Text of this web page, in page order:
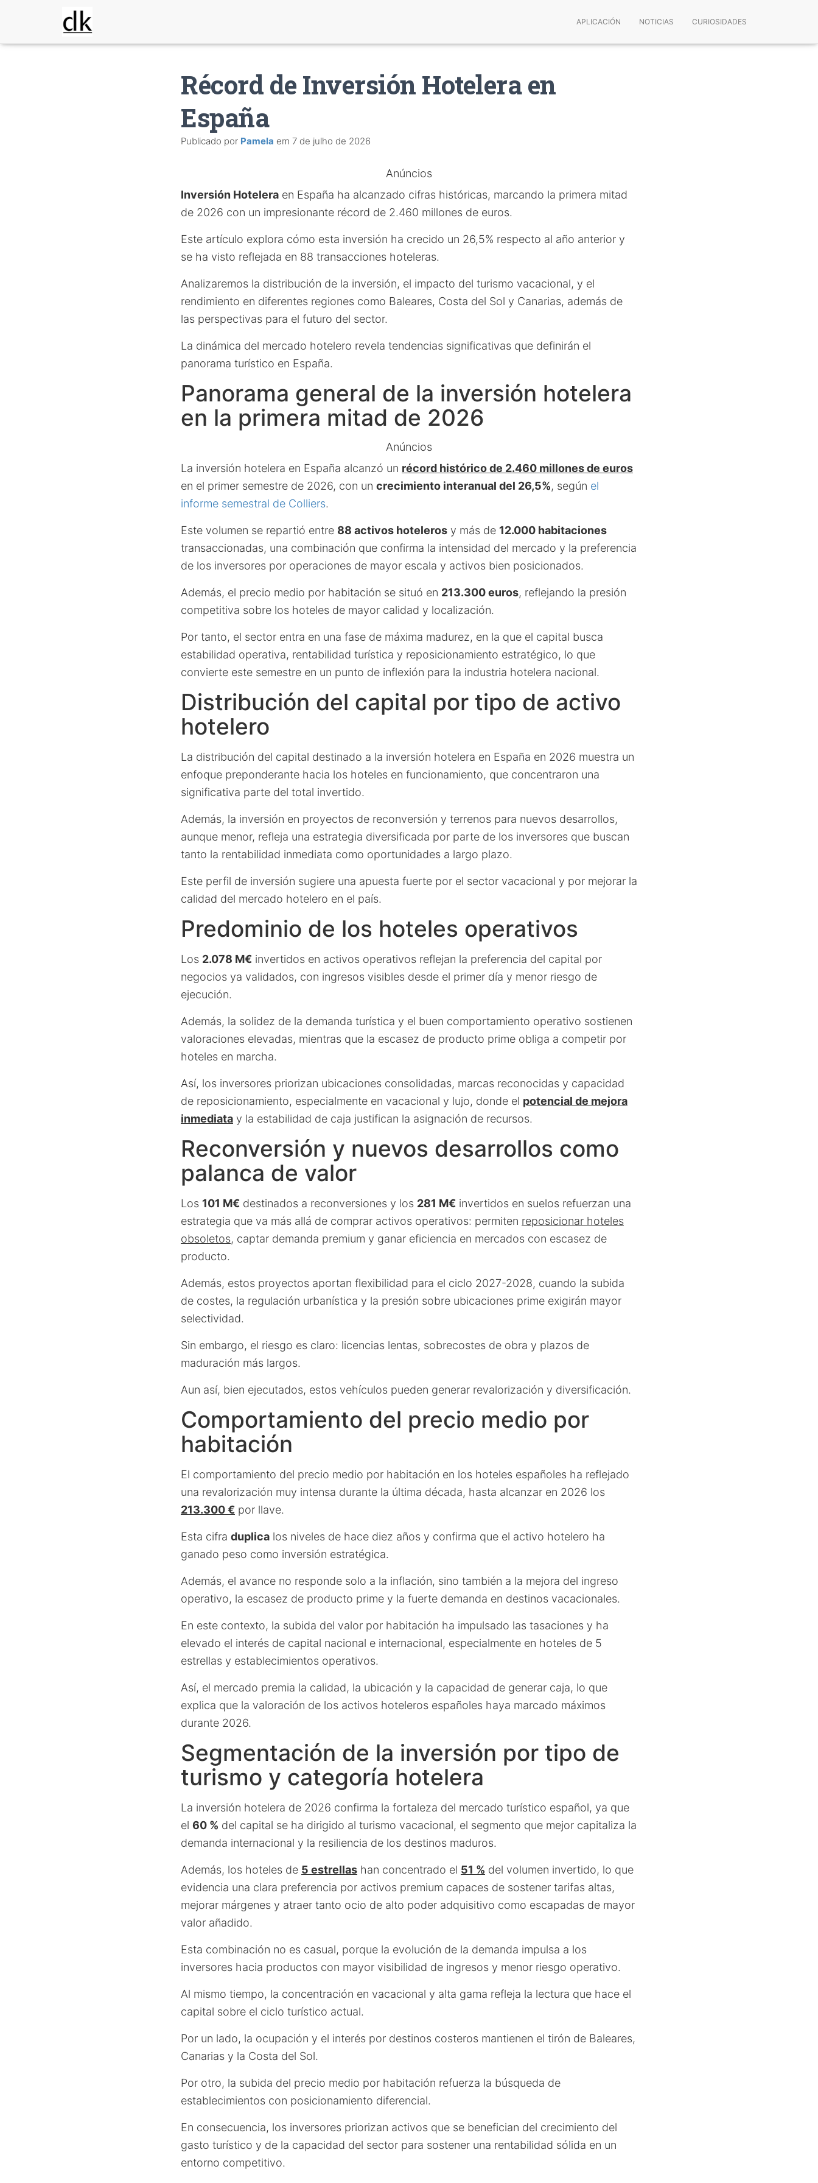
APLICACIÓN NOTICIAS CURIOSIDADES
Récord de Inversión Hotelera en
España
Publicado por Pamela em 7 de julho de 2026
Anúncios
Inversión Hotelera en España ha alcanzado cifras históricas, marcando la primera mitad
de 2026 con un impresionante récord de 2.460 millones de euros.
Este artículo explora cómo esta inversión ha crecido un 26,5% respecto al año anterior y
se ha visto reflejada en 88 transacciones hoteleras.
Analizaremos la distribución de la inversión, el impacto del turismo vacacional, y el
rendimiento en diferentes regiones como Baleares, Costa del Sol y Canarias, además de
las perspectivas para el futuro del sector.
La dinámica del mercado hotelero revela tendencias significativas que definirán el
panorama turístico en España.
Panorama general de la inversión hotelera
en la primera mitad de 2026
Anúncios
La inversión hotelera en España alcanzó un récord histórico de 2.460 millones de euros
en el primer semestre de 2026, con un crecimiento interanual del 26,5%, según el
informe semestral de Colliers.
Este volumen se repartió entre 88 activos hoteleros y más de 12.000 habitaciones
transaccionadas, una combinación que confirma la intensidad del mercado y la preferencia
de los inversores por operaciones de mayor escala y activos bien posicionados.
Además, el precio medio por habitación se situó en 213.300 euros, reflejando la presión
competitiva sobre los hoteles de mayor calidad y localización.
Por tanto, el sector entra en una fase de máxima madurez, en la que el capital busca
estabilidad operativa, rentabilidad turística y reposicionamiento estratégico, lo que
convierte este semestre en un punto de inflexión para la industria hotelera nacional.
Distribución del capital por tipo de activo
hotelero
La distribución del capital destinado a la inversión hotelera en España en 2026 muestra un
enfoque preponderante hacia los hoteles en funcionamiento, que concentraron una
significativa parte del total invertido.
Además, la inversión en proyectos de reconversión y terrenos para nuevos desarrollos,
aunque menor, refleja una estrategia diversificada por parte de los inversores que buscan
tanto la rentabilidad inmediata como oportunidades a largo plazo.
Este perfil de inversión sugiere una apuesta fuerte por el sector vacacional y por mejorar la
calidad del mercado hotelero en el país.
Predominio de los hoteles operativos
Los 2.078 M€ invertidos en activos operativos reflejan la preferencia del capital por
negocios ya validados, con ingresos visibles desde el primer día y menor riesgo de
ejecución.
Además, la solidez de la demanda turística y el buen comportamiento operativo sostienen
valoraciones elevadas, mientras que la escasez de producto prime obliga a competir por
hoteles en marcha.
Así, los inversores priorizan ubicaciones consolidadas, marcas reconocidas y capacidad
de reposicionamiento, especialmente en vacacional y lujo, donde el potencial de mejora
inmediata y la estabilidad de caja justifican la asignación de recursos.
Reconversión y nuevos desarrollos como
palanca de valor
Los 101 M€ destinados a reconversiones y los 281 M€ invertidos en suelos refuerzan una
estrategia que va más allá de comprar activos operativos: permiten reposicionar hoteles
obsoletos, captar demanda premium y ganar eficiencia en mercados con escasez de
producto.
Además, estos proyectos aportan flexibilidad para el ciclo 2027-2028, cuando la subida
de costes, la regulación urbanística y la presión sobre ubicaciones prime exigirán mayor
selectividad.
Sin embargo, el riesgo es claro: licencias lentas, sobrecostes de obra y plazos de
maduración más largos.
Aun así, bien ejecutados, estos vehículos pueden generar revalorización y diversificación.
Comportamiento del precio medio por
habitación
El comportamiento del precio medio por habitación en los hoteles españoles ha reflejado
una revalorización muy intensa durante la última década, hasta alcanzar en 2026 los
213.300 € por llave.
Esta cifra duplica los niveles de hace diez años y confirma que el activo hotelero ha
ganado peso como inversión estratégica.
Además, el avance no responde solo a la inflación, sino también a la mejora del ingreso
operativo, la escasez de producto prime y la fuerte demanda en destinos vacacionales.
En este contexto, la subida del valor por habitación ha impulsado las tasaciones y ha
elevado el interés de capital nacional e internacional, especialmente en hoteles de 5
estrellas y establecimientos operativos.
Así, el mercado premia la calidad, la ubicación y la capacidad de generar caja, lo que
explica que la valoración de los activos hoteleros españoles haya marcado máximos
durante 2026.
Segmentación de la inversión por tipo de
turismo y categoría hotelera
La inversión hotelera de 2026 confirma la fortaleza del mercado turístico español, ya que
el 60 % del capital se ha dirigido al turismo vacacional, el segmento que mejor capitaliza la
demanda internacional y la resiliencia de los destinos maduros.
Además, los hoteles de 5 estrellas han concentrado el 51 % del volumen invertido, lo que
evidencia una clara preferencia por activos premium capaces de sostener tarifas altas,
mejorar márgenes y atraer tanto ocio de alto poder adquisitivo como escapadas de mayor
valor añadido.
Esta combinación no es casual, porque la evolución de la demanda impulsa a los
inversores hacia productos con mayor visibilidad de ingresos y menor riesgo operativo.
Al mismo tiempo, la concentración en vacacional y alta gama refleja la lectura que hace el
capital sobre el ciclo turístico actual.
Por un lado, la ocupación y el interés por destinos costeros mantienen el tirón de Baleares,
Canarias y la Costa del Sol.
Por otro, la subida del precio medio por habitación refuerza la búsqueda de
establecimientos con posicionamiento diferencial.
En consecuencia, los inversores priorizan activos que se benefician del crecimiento del
gasto turístico y de la capacidad del sector para sostener una rentabilidad sólida en un
entorno competitivo.